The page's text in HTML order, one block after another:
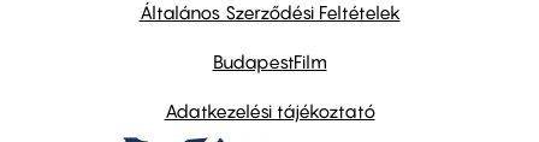
Általános Szerződési Feltételek
BudapestFilm
Adatkezelési tájékoztató